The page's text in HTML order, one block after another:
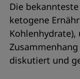
Die
ketogene
Kohlenhydrate),
diskutiert und